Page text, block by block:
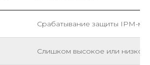
Срабатывание защиты IPM-
Слишком высокое или низкое